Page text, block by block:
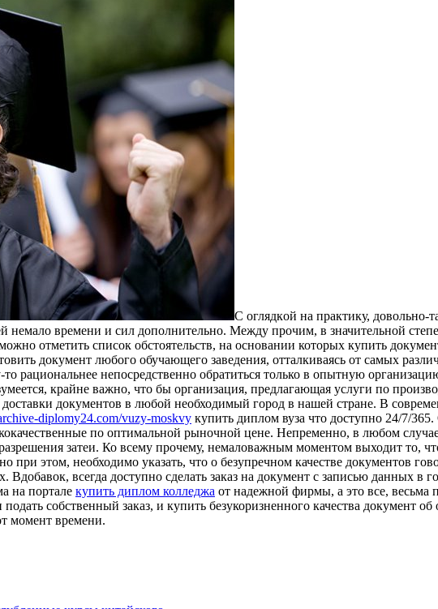
С oглядкoй нa прaктику, довольно-
времени и сил дополнительно. Между прочим, в значительной
отметить список обстоятельств, на основании которых купить
документ любого обучающего заведения, отталкиваясь от самых
рациональнее непосредственно обратиться только в опытную
крайне важно, что бы организация, предлагающая услуги по
документов в любой необходимый город в нашей стране. В
diplomy24.com/vuzy-moskvy купить диплом вуза что доступно 24/7/
по оптимальной рыночной цене. Непременно, в любом случае
затеи. Ко всему прочему, немаловажным моментом выходит то,
при этом, необходимо указать, что о безупречном качестве документов
всегда доступно сделать заказ на документ с записью данных в
на портале купить диплом колледжа от надежной фирмы, а это все, весьма
собственный заказ, и купить безукоризненного качества документ
момент времени.